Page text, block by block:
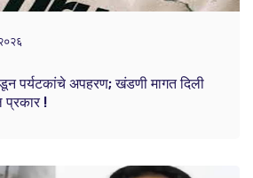
पर्यटकांचे अपहरण; खंडणी मागत दिली
प्रकार !